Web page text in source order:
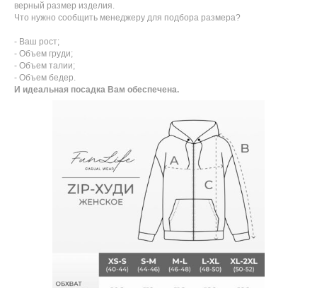
верный размер изделия.
Что нужно сообщить менеджеру для подбора размера?
- Ваш рост;
- Объем груди;
- Объем талии;
- Объем бедер.
И идеальная посадка Вам обеспечена.